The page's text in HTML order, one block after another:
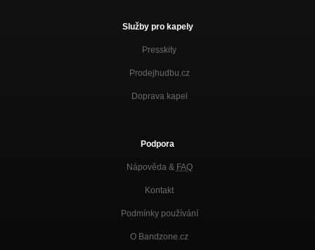
Služby pro kapely
Presskity
Prodejhudbu.cz
Doprava kapel
Podpora
Nápověda & FAQ
Kontakt
Podmínky používání
O Bandzone.cz